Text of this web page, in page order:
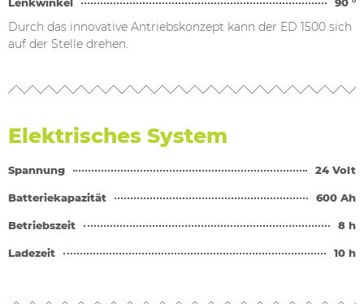
Durch das innovative Antriebskonzept kann der ED 1500 sich
auf der Stelle drehen.
Elektrisches System
Spannung 24 Volt
Batteriekapazität 600 Ah
Betriebszeit 8 h
Ladezeit 10 h